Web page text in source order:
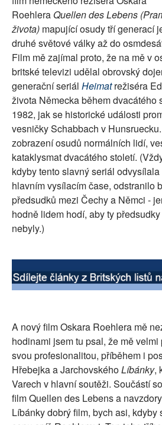
RUBRIKY
PLNÁ VERZE STRÁNEK
Roehlera Quellen des Lebens
života) mapující osudy tří generací
druhé světové války až do
Film mě zajímal proto, že na mě v
britské televizi udělal obrovský
generační seriál Heimatrežiséra
života Německa během dvacátého
1982, jak se historické události
vesničky Schabbach v
zobrazení osudů normálních lidí,
kataklysmat dvacátého století.
kdyby tento slavný seriál
hlavním vysílacím čase, odstranilo
předsudků mezi Čechy a Němci -
hodně lidem hodí, aby ty
nebyly.)
A nový film Oskara Roehlera mě
hodinami jsem tu psal, že mě
svou profesionalitou, příběhem i
Hřebejka a JarchovskéhoLíbánky,
Varech v hlavní soutěži. Součástí
film Quellen des Lebens a
Líbánky dobrý film, bych asi, kdyby